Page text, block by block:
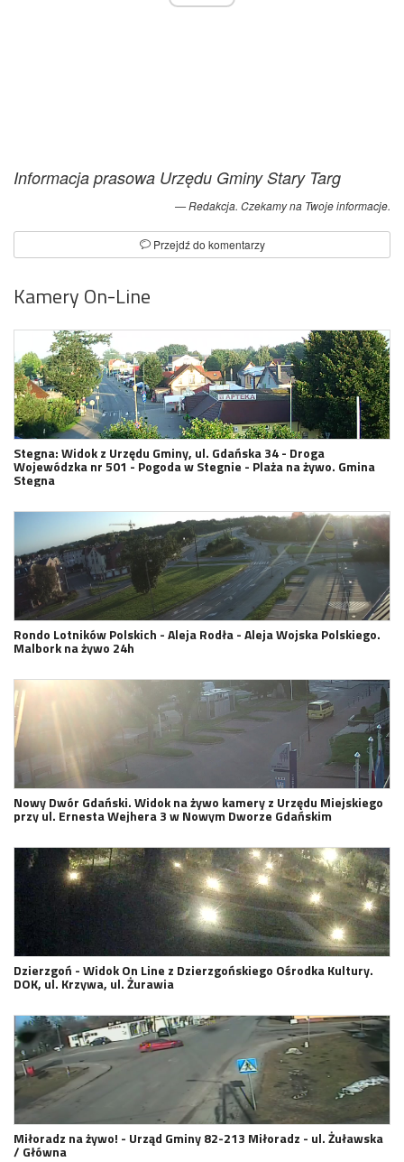
Informacja prasowa Urzędu Gminy Stary Targ
Redakcja. Czekamy na Twoje informacje.
Przejdź do komentarzy
Kamery On-Line
Stegna: Widok z Urzędu Gminy, ul. Gdańska 34 - Droga
Wojewódzka nr 501 - Pogoda w Stegnie - Plaża na żywo. Gmina
Stegna
Rondo Lotników Polskich - Aleja Rodła - Aleja Wojska Polskiego.
Malbork na żywo 24h
Nowy Dwór Gdański. Widok na żywo kamery z Urzędu Miejskiego
przy ul. Ernesta Wejhera 3 w Nowym Dworze Gdańskim
Dzierzgoń - Widok On Line z Dzierzgońskiego Ośrodka Kultury.
DOK, ul. Krzywa, ul. Żurawia
Miłoradz na żywo! - Urząd Gminy 82-213 Miłoradz - ul. Żuławska
/ Główna